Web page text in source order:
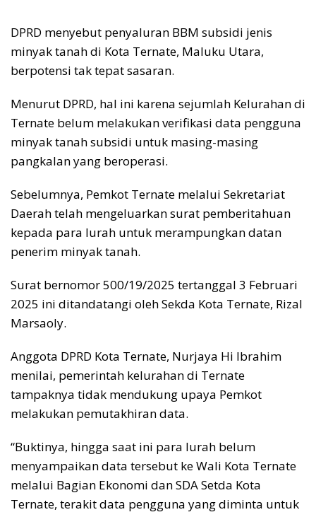
DPRD menyebut penyaluran BBM subsidi jenis
minyak tanah di Kota Ternate, Maluku Utara,
berpotensi tak tepat sasaran.
Menurut DPRD, hal ini karena sejumlah Kelurahan di
Ternate belum melakukan verifikasi data pengguna
minyak tanah subsidi untuk masing-masing
pangkalan yang beroperasi.
Sebelumnya, Pemkot Ternate melalui Sekretariat
Daerah telah mengeluarkan surat pemberitahuan
kepada para lurah untuk merampungkan datan
penerim minyak tanah.
Surat bernomor 500/19/2025 tertanggal 3 Februari
2025 ini ditandatangi oleh Sekda Kota Ternate, Rizal
Marsaoly.
Anggota DPRD Kota Ternate, Nurjaya Hi Ibrahim
menilai, pemerintah kelurahan di Ternate
tampaknya tidak mendukung upaya Pemkot
melakukan pemutakhiran data.
“Buktinya, hingga saat ini para lurah belum
menyampaikan data tersebut ke Wali Kota Ternate
melalui Bagian Ekonomi dan SDA Setda Kota
Ternate, terakit data pengguna yang diminta untuk